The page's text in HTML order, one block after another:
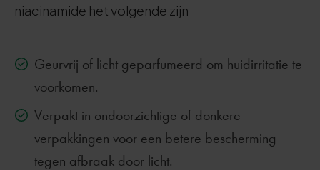
niacinamide het volgende zijn
Geurvrij of licht geparfumeerd om huidirritatie te
voorkomen.
Verpakt in ondoorzichtige of donkere
verpakkingen voor een betere bescherming
tegen afbraak door licht.